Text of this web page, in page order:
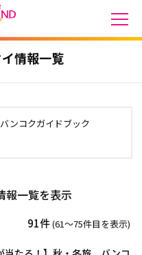
情報一覧
バンコクガイドブック
報一覧を表示
91件(61〜75件目を表示)